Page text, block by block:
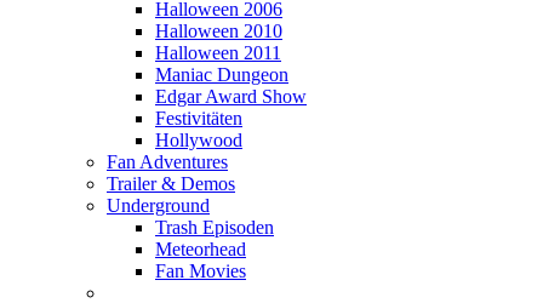
Halloween 2006
Halloween 2010
Halloween 2011
Maniac Dungeon
Edgar Award Show
Festivitäten
Hollywood
Fan Adventures
Trailer & Demos
Underground
Trash Episoden
Meteorhead
Fan Movies